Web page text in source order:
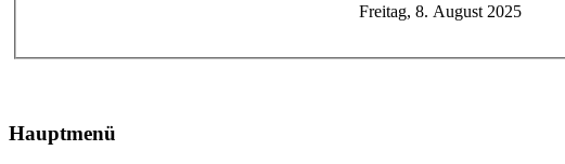
Freitag, 8. August 2025
Hauptmenü